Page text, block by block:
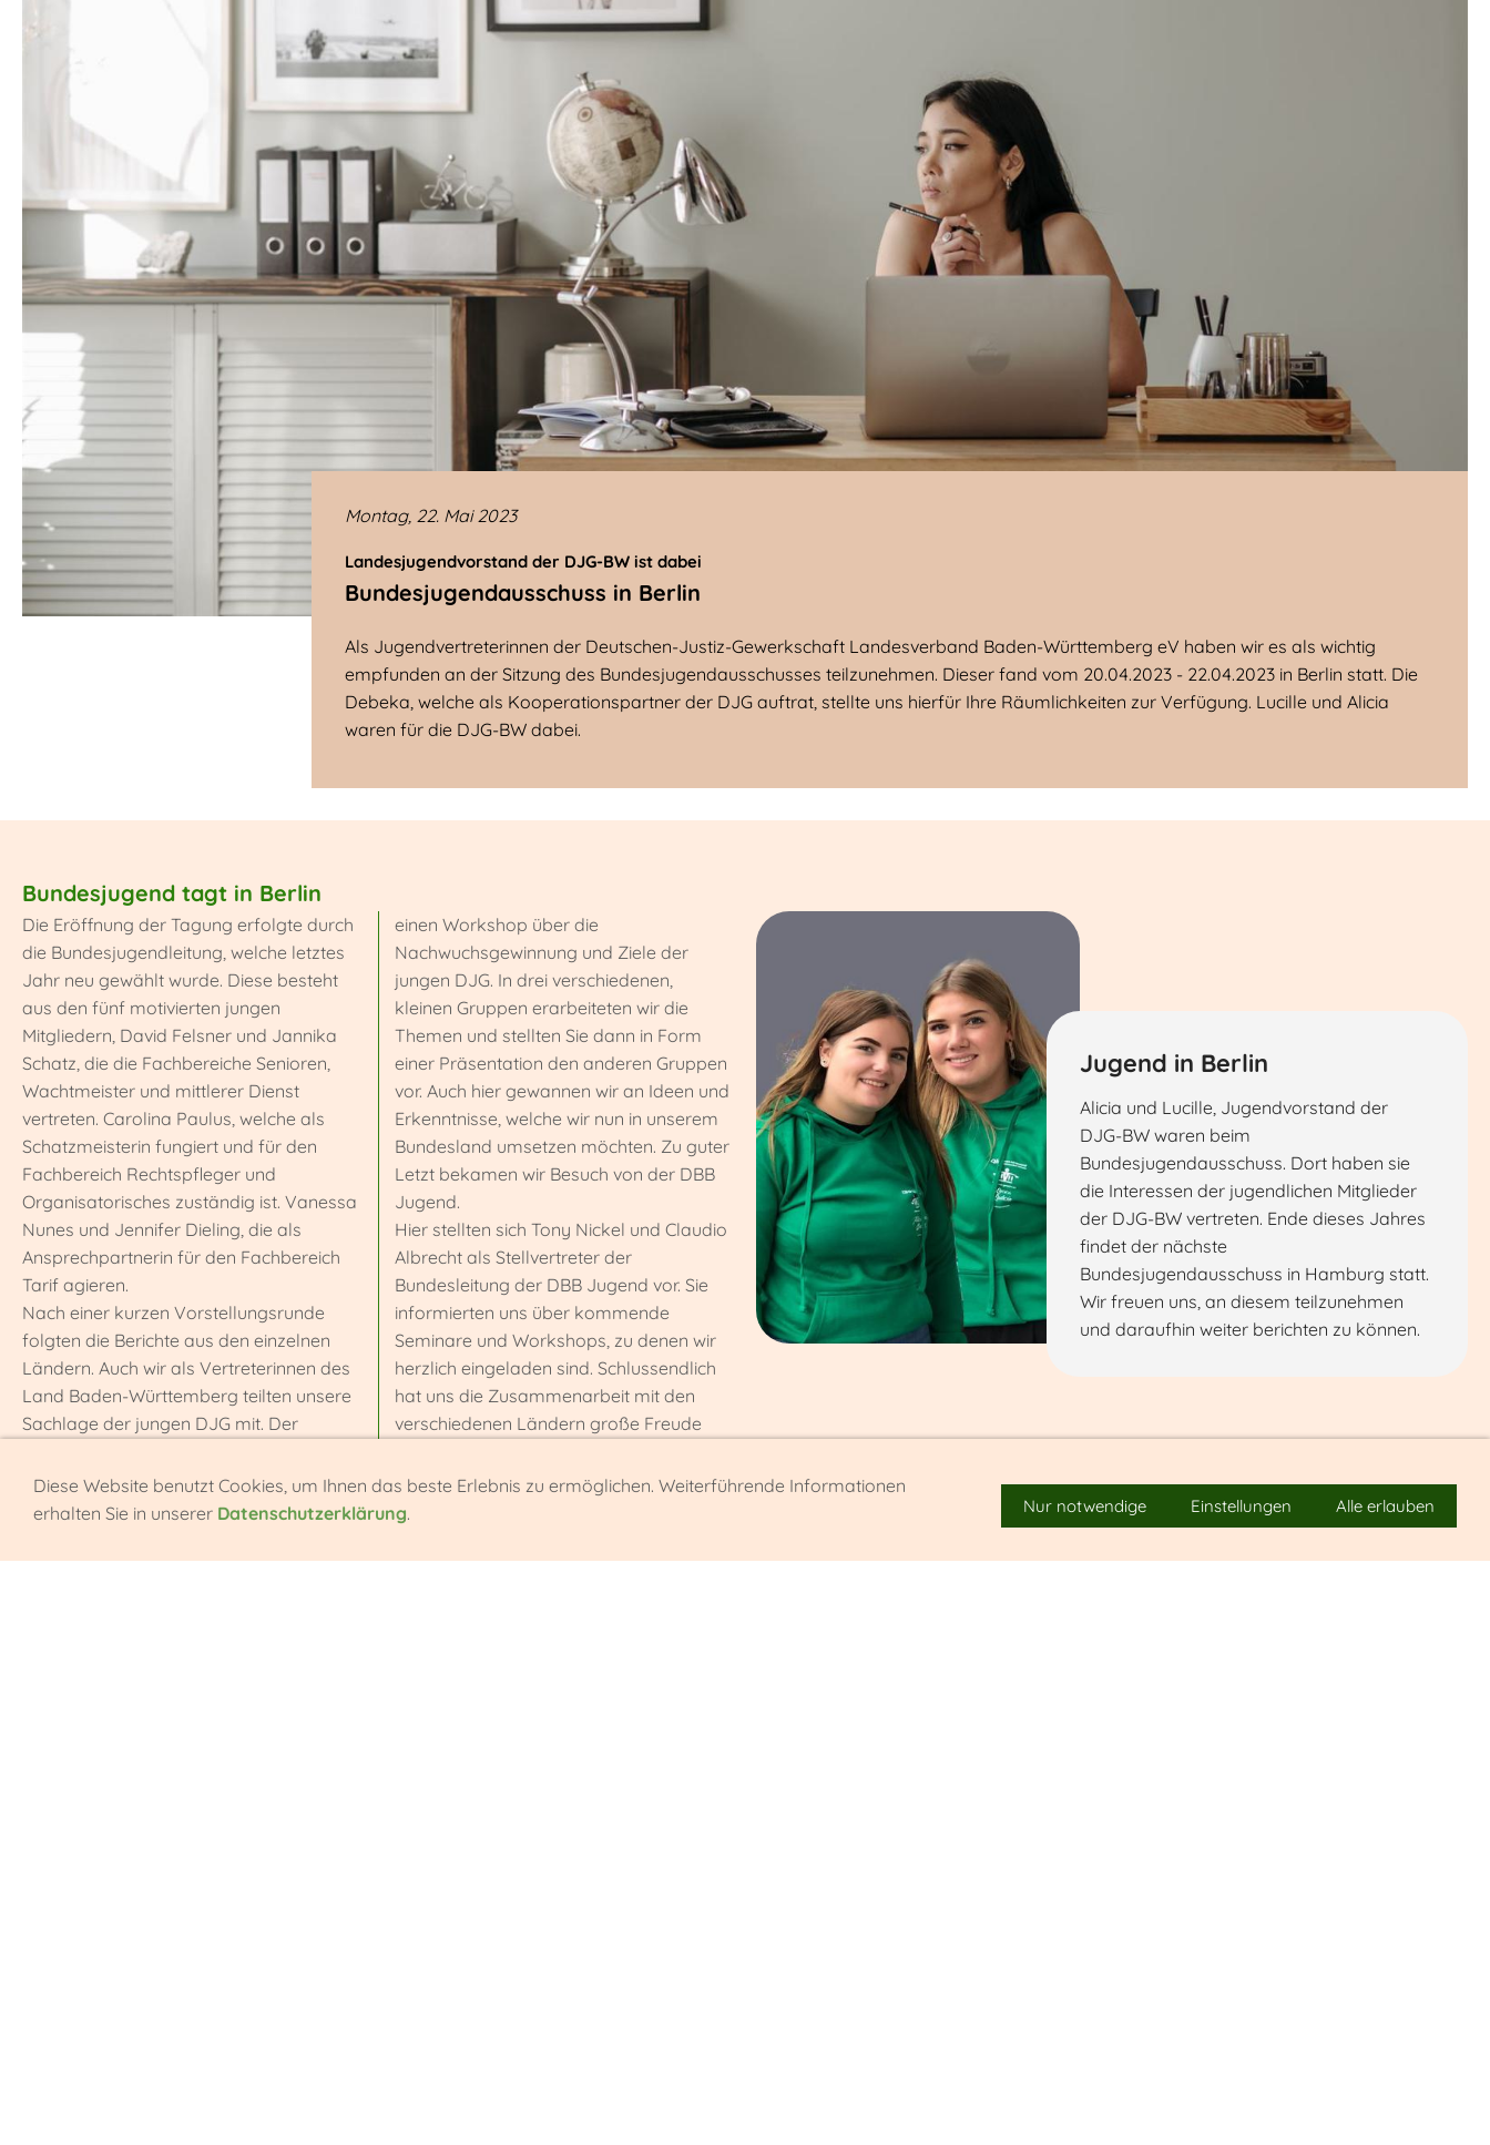
Montag, 22. Mai 2023
Landesjugendvorstand der DJG-BW ist dabei
Bundesjugendausschuss in Berlin
Als Jugendvertreterinnen der Deutschen-Justiz-Gewerkschaft Landesverband Baden-Württemberg eV haben wir es als wichtig
empfunden an der Sitzung des Bundesjugendausschusses teilzunehmen. Dieser fand vom 20.04.2023 - 22.04.2023 in Berlin statt. Die
Debeka, welche als Kooperationspartner der DJG auftrat, stellte uns hierfür Ihre Räumlichkeiten zur Verfügung. Lucille und Alicia
waren für die DJG-BW dabei.
Bundesjugend tagt in Berlin
Die Eröffnung der Tagung erfolgte durch
die Bundesjugendleitung, welche letztes
Jahr neu gewählt wurde. Diese besteht
aus den fünf motivierten jungen
Mitgliedern, David Felsner und Jannika
Schatz, die die Fachbereiche Senioren,
Wachtmeister und mittlerer Dienst
vertreten. Carolina Paulus, welche als
Schatzmeisterin fungiert und für den
Fachbereich Rechtspfleger und
Organisatorisches zuständig ist. Vanessa
Nunes und Jennifer Dieling, die als
Ansprechpartnerin für den Fachbereich
Tarif agieren.
Nach einer kurzen Vorstellungsrunde
folgten die Berichte aus den einzelnen
Ländern. Auch wir als Vertreterinnen des
Land Baden-Württemberg teilten unsere
Sachlage der jungen DJG mit. Der
inspirierte und motivierte uns, auch
weiterhin mit der DJG
Konflikte in der Justiz anzugehen. Zudem
einen Workshop über die
Nachwuchsgewinnung und Ziele der
jungen DJG. In drei verschiedenen,
kleinen Gruppen erarbeiteten wir die
Themen und stellten Sie dann in Form
einer Präsentation den anderen Gruppen
vor. Auch hier gewannen wir an Ideen und
Erkenntnisse, welche wir nun in unserem
Bundesland umsetzen möchten. Zu guter
Letzt bekamen wir Besuch von der DBB
Jugend.
Hier stellten sich Tony Nickel und Claudio
Albrecht als Stellvertreter der
Bundesleitung der DBB Jugend vor. Sie
informierten uns über kommende
Seminare und Workshops, zu denen wir
herzlich eingeladen sind. Schlussendlich
hat uns die Zusammenarbeit mit den
verschiedenen Ländern große Freude
widmen wir uns nun wieder der Arbeit in
unserem Bundesland, um ein
jungen Mitglieder zu schaffen.
Jugend in Berlin
Alicia und Lucille, Jugendvorstand der
DJG-BW waren beim
Bundesjugendausschuss. Dort haben sie
die Interessen der jugendlichen Mitglieder
der DJG-BW vertreten. Ende dieses Jahres
findet der nächste
Bundesjugendausschuss in Hamburg statt.
Wir freuen uns, an diesem teilzunehmen
und daraufhin weiter berichten zu können.
Diese Website benutzt Cookies, um Ihnen das beste Erlebnis zu ermöglichen. Weiterführende Informationen
erhalten Sie in unserer Datenschutzerklärung. Nur notwendige Einstellungen Alle erlauben